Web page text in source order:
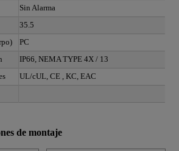
Sin Alarma
35.5
PC
IP66, NEMA TYPE 4X / 13
UL/cUL, CE , KC, EAC
de montaje